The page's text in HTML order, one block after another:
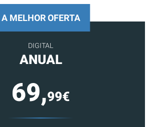
A MELHOR OFERTA
DIGITAL
ANUAL
69,99€